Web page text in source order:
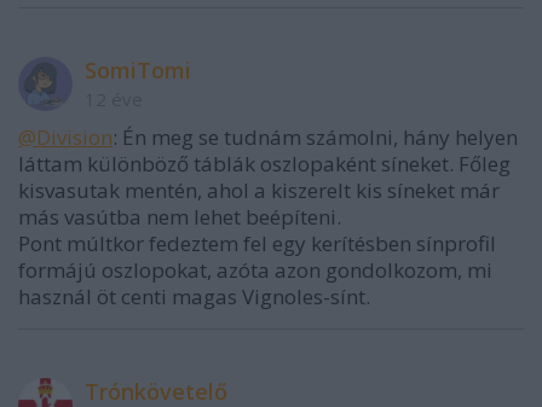
SomiTomi
@Division: Én meg se tudnám számolni, hány helyen
láttam különböző táblák oszlopaként síneket. Főleg
kisvasutak mentén, ahol a kiszerelt kis síneket már
más vasútba nem lehet beépíteni.
Pont múltkor fedeztem fel egy kerítésben sínprofil
formájú oszlopokat, azóta azon gondolkozom, mi
használ öt centi magas Vignoles-sínt.
Trónkövetelő